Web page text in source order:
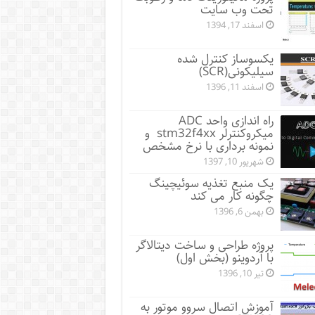
تحت وب سایت
اسفند 17, 1394
یکسوساز کنترل شده
سیلیکونی(SCR)
اسفند 11, 1396
راه اندازی واحد ADC
میکروکنترلر stm32f4xx و
نمونه برداری با نرخ مشخص
شهریور 10, 1397
یک منبع تغذیه سوئیچینگ
چگونه کار می کند
بهمن 6, 1396
پروژه طراحی و ساخت دیتالاگر
با آردوینو (بخش اول)
تیر 10, 1396
آموزش اتصال سروو موتور به